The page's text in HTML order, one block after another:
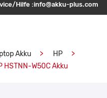
Hilfe :info@akku-plus.com
Akku
HP
W50C Akku